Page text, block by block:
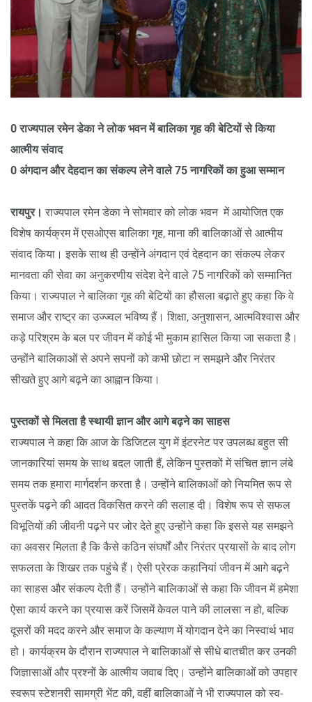
0 राज्यपाल रमेन डेका ने लोक भवन में बालिका गृह की बेटियों से किया
आत्मीय संवाद
0 अंगदान और देहदान का संकल्प लेने वाले 75 नागरिकों का हुआ सम्मान
रायपुर। राज्यपाल रमेन डेका ने सोमवार को लोक भवन में आयोजित एक
विशेष कार्यक्रम में एसओएस बालिका गृह, माना की बालिकाओं से आत्मीय
संवाद किया। इसके साथ ही उन्होंने अंगदान एवं देहदान का संकल्प लेकर
मानवता की सेवा का अनुकरणीय संदेश देने वाले 75 नागरिकों को सम्मानित
किया। राज्यपाल ने बालिका गृह की बेटियों का हौसला बढ़ाते हुए कहा कि वे
समाज और राष्ट्र का उज्ज्वल भविष्य हैं। शिक्षा, अनुशासन, आत्मविश्वास और
कड़े परिश्रम के बल पर जीवन में कोई भी मुकाम हासिल किया जा सकता है।
उन्होंने बालिकाओं से अपने सपनों को कभी छोटा न समझने और निरंतर
सीखते हुए आगे बढ़ने का आह्वान किया।
पुस्तकों से मिलता है स्थायी ज्ञान और आगे बढ़ने का साहस
राज्यपाल ने कहा कि आज के डिजिटल युग में इंटरनेट पर उपलब्ध बहुत सी
जानकारियां समय के साथ बदल जाती हैं, लेकिन पुस्तकों में संचित ज्ञान लंबे
समय तक हमारा मार्गदर्शन करता है। उन्होंने बालिकाओं को नियमित रूप से
पुस्तकें पढ़ने की आदत विकसित करने की सलाह दी। विशेष रूप से सफल
विभूतियों की जीवनी पढ़ने पर जोर देते हुए उन्होंने कहा कि इससे यह समझने
का अवसर मिलता है कि कैसे कठिन संघर्षों और निरंतर प्रयासों के बाद लोग
सफलता के शिखर तक पहुंचे हैं। ऐसी प्रेरक कहानियां जीवन में आगे बढ़ने
का साहस और संकल्प देती हैं। उन्होंने बालिकाओं से कहा कि जीवन में हमेशा
ऐसा कार्य करने का प्रयास करें जिसमें केवल पाने की लालसा न हो, बल्कि
दूसरों की मदद करने और समाज के कल्याण में योगदान देने का निस्वार्थ भाव
हो। कार्यक्रम के दौरान राज्यपाल ने बालिकाओं से सीधे बातचीत कर उनकी
जिज्ञासाओं और प्रश्नों के आत्मीय जवाब दिए। उन्होंने बालिकाओं को उपहार
स्वरूप स्टेशनरी सामग्री भेंट की, वहीं बालिकाओं ने भी राज्यपाल को स्व-